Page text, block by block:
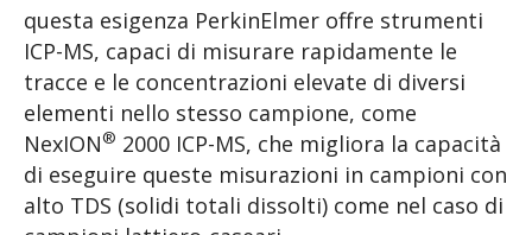
questa esigenza PerkinElmer offre strumenti
ICP-MS, capaci di misurare rapidamente le
tracce e le concentrazioni elevate di diversi
elementi nello stesso campione, come
NexION® 2000 ICP-MS, che migliora la capacità
di eseguire queste misurazioni in campioni con
alto TDS (solidi totali dissolti) come nel caso di